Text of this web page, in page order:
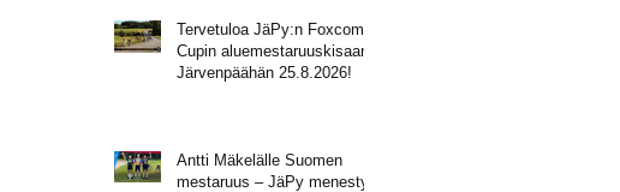
Tervetuloa JäPy:n Foxcomp
Cupin aluemestaruuskisaan
Järvenpäähän 25.8.2026!
Antti Mäkelälle Suomen
mestaruus – JäPy menestyi